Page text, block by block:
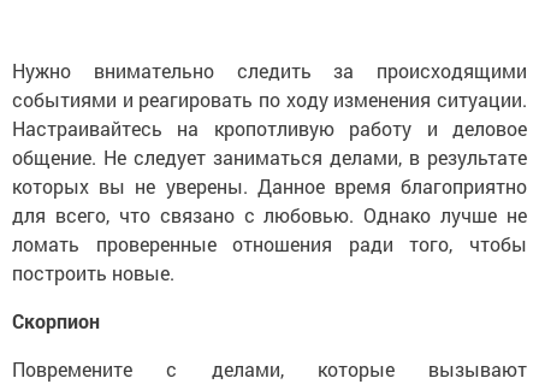
Нужно внимательно следить за происходящими
событиями и реагировать по ходу изменения ситуации.
Настраивайтесь на кропотливую работу и деловое
общение. Не следует заниматься делами, в результате
которых вы не уверены. Данное время благоприятно
для всего, что связано с любовью. Однако лучше не
ломать проверенные отношения ради того, чтобы
построить новые.
Скорпион
Повремените с делами, которые вызывают